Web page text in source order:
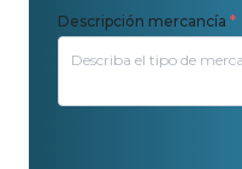
Descripción mercancía *